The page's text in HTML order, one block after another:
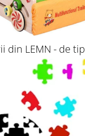
din LEMN - de tip
Montessori